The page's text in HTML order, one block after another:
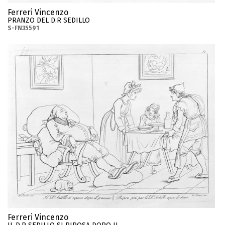
Ferreri Vincenzo
PRANZO DEL D.R SEDILLO
S-FN35591
Ferreri Vincenzo